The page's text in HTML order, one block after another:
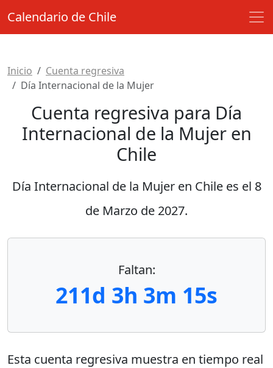
Calendario de Chile
Inicio
Cuenta regresiva
Día Internacional de la Mujer
Cuenta regresiva para Día
Internacional de la Mujer en
Chile
Día Internacional de la Mujer en Chile es el 8
de Marzo de 2027.
Faltan:
211d 3h 3m 15s
Esta cuenta regresiva muestra en tiempo real